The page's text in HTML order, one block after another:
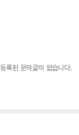
등록된 문의글이 없습니다.